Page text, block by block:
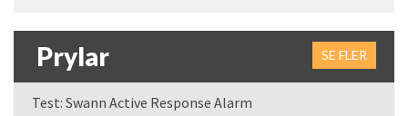
Prylar SE FLER
Test: Swann Active Response Alarm